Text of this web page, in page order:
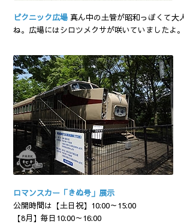
ピクニック広場 真ん中の土管が昭和っぽくて大
ね。広場にはシロツメクサが咲いていましたよ。
ロマンスカー「きぬ号」展示
公開時間は【土日祝】10:00～15:00
【8月】毎日10:00～16:00